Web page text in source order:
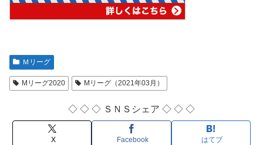
Ｍリーグ
Mリーグ2020 Mリーグ（2021年03月）
◇ ◇ ◇ ＳＮＳシェア ◇ ◇ ◇
X Facebook はてブ